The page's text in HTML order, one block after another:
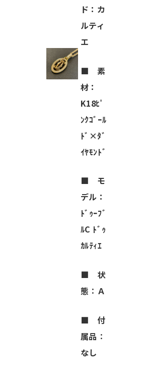
ド：カ
ルティ
エ
■ 素
材：
K18ﾋﾟ
ﾝｸｺﾞｰﾙ
ﾄﾞ×ﾀﾞ
ｲﾔﾓﾝﾄﾞ
■ モ
デル：
ﾄﾞｩｰﾌﾞ
ﾙC ﾄﾞｩ
ｶﾙﾃｨｴ
■ 状
態 ： Ａ
■ 付
属品 ：
なし